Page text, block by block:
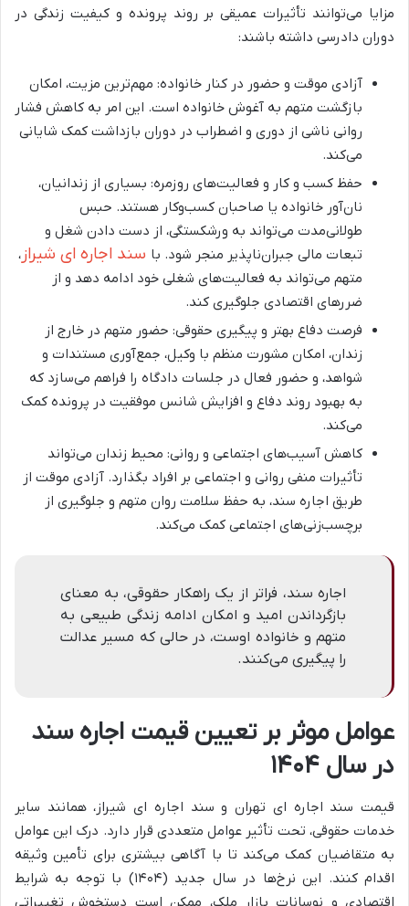
مزایا می‌توانند تأثیرات عمیقی بر روند پرونده و کیفیت زندگی در
دوران دادرسی داشته باشند:
آزادی موقت و حضور در کنار خانواده: مهم‌ترین مزیت، امکان
بازگشت متهم به آغوش خانواده است. این امر به کاهش فشار
روانی ناشی از دوری و اضطراب در دوران بازداشت کمک شایانی
می‌کند.
حفظ کسب و کار و فعالیت‌های روزمره: بسیاری از زندانیان،
نان‌آور خانواده یا صاحبان کسب‌وکار هستند. حبس
طولانی‌مدت می‌تواند به ورشکستگی، از دست دادن شغل و
تبعات مالی جبران‌ناپذیر منجر شود. با سند اجاره ای شیراز ،
متهم می‌تواند به فعالیت‌های شغلی خود ادامه دهد و از
ضررهای اقتصادی جلوگیری کند.
فرصت دفاع بهتر و پیگیری حقوقی: حضور متهم در خارج از
زندان، امکان مشورت منظم با وکیل، جمع‌آوری مستندات و
شواهد، و حضور فعال در جلسات دادگاه را فراهم می‌سازد که
به بهبود روند دفاع و افزایش شانس موفقیت در پرونده کمک
می‌کند.
کاهش آسیب‌های اجتماعی و روانی: محیط زندان می‌تواند
تأثیرات منفی روانی و اجتماعی بر افراد بگذارد. آزادی موقت از
طریق اجاره سند، به حفظ سلامت روان متهم و جلوگیری از
برچسب‌زنی‌های اجتماعی کمک می‌کند.
اجاره سند، فراتر از یک راهکار حقوقی، به معنای
بازگرداندن امید و امکان ادامه زندگی طبیعی به
متهم و خانواده اوست، در حالی که مسیر عدالت
را پیگیری می‌کنند.
عوامل موثر بر تعیین قیمت اجاره سند
در سال ۱۴۰۴
قیمت سند اجاره ای تهران و سند اجاره ای شیراز، همانند سایر
خدمات حقوقی، تحت تأثیر عوامل متعددی قرار دارد. درک این عوامل
به متقاضیان کمک می‌کند تا با آگاهی بیشتری برای تأمین وثیقه
اقدام کنند. این نرخ‌ها در سال جدید (۱۴۰۴) با توجه به شرایط